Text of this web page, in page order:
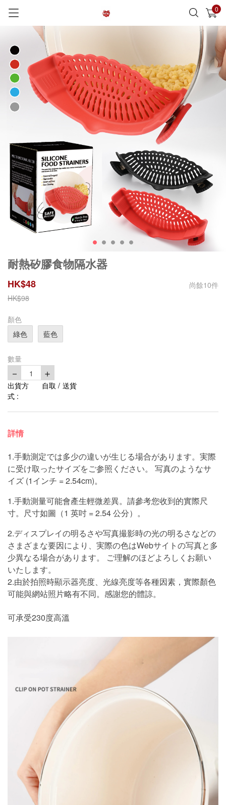
0
已加入購物車 查看
耐熱矽膠食物隔水器
HK$48 尚餘10件
HK$98
顏色
綠色
藍色
數量
－ 1 ＋
出貨方
式 :
自取 / 送貨
詳情
1.手動測定では多少の違いが生じる場合があります。実際
に受け取ったサイズをご参照ください。 写真のようなサ
イズ (1インチ = 2.54cm)。
1.手動測量可能會產生輕微差異。請參考您收到的實際尺
寸。尺寸如圖（1 英吋 = 2.54 公分）。
2.ディスプレイの明るさや写真撮影時の光の明るさなどの
さまざまな要因により、実際の色はWebサイトの写真と多
少異なる場合があります。 ご理解のほどよろしくお願い
いたします。
2.由於拍照時顯示器亮度、光線亮度等各種因素，實際顏色
可能與網站照片略有不同。感謝您的體諒。
可承受230度高溫